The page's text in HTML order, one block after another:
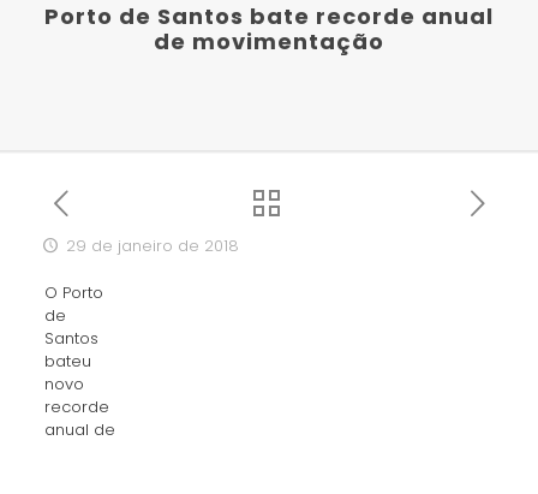
Porto de Santos bate recorde anual
de movimentação
29 de janeiro de 2018
O Porto
de
Santos
bateu
novo
recorde
anual de